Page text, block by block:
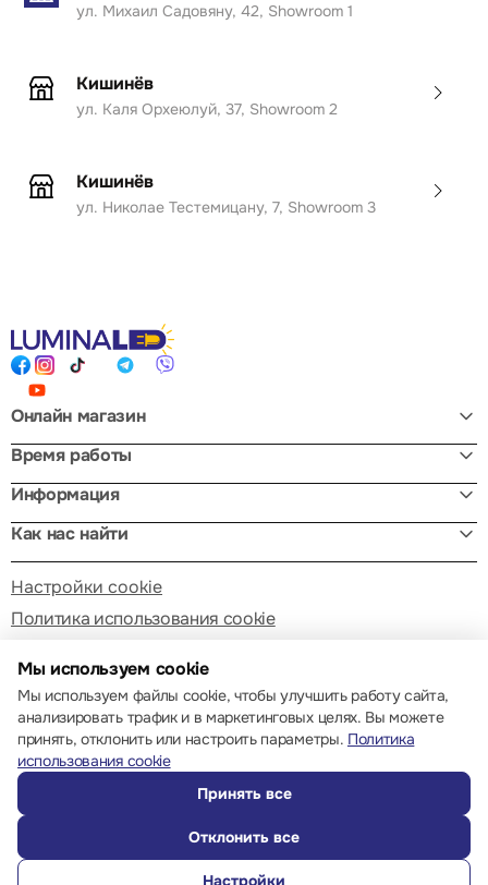
ул. Михаил Садовяну, 42, Showroom 1
Кишинёв
ул. Каля Орхеюлуй, 37, Showroom 2
Кишинёв
ул. Николае Тестемицану, 7, Showroom 3
Онлайн магазин
Время работы
Информация
Как нас найти
Настройки cookie
Политика использования cookie
© 2013 – 2026 ECOM
Мы используем cookie
Мы используем файлы cookie, чтобы улучшить работу сайта,
анализировать трафик и в маркетинговых целях. Вы можете
принять, отклонить или настроить параметры. Политика
использования cookie
Принять все
Отклонить все
Настройки